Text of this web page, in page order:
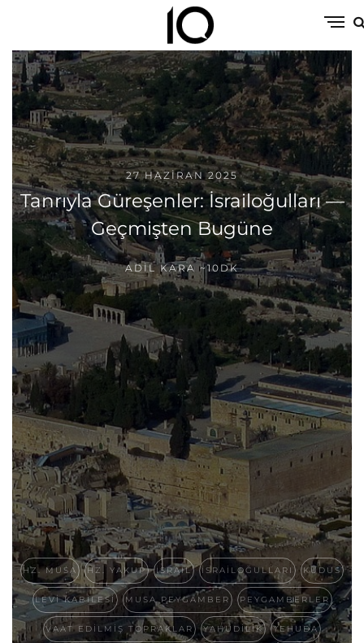
27 HAZIRAN 2025
Tanrıyla Güreşenler: İsrailoğulları —
Geçmişten Bugüne
ADIL KARA ~10DK
HZ. MUSA HZ. YAKUP İSRAIL İSRAILOĞULLARI KUDÜS
LEVI KABILESI MUSA PEYGAMBER PEYGAMBERLER
VAAT EDILMIŞ TOPRAKLAR YAHUDILIK YEHUDA